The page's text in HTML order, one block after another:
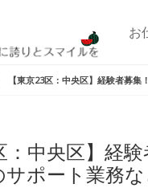
お
【東京23区：中央区】経験者募
：中央区】経
ポート業務